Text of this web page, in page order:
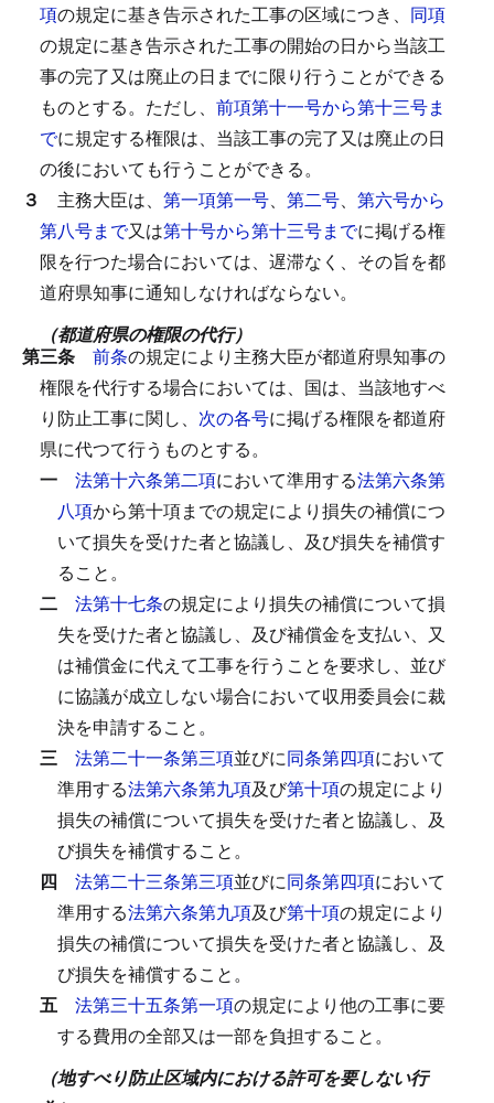
項の規定に基き告示された工事の区域につき、 同項
の規定に基き告示された工事の開始の日から当該工
事の完了又は廃止の日までに限り行うことができる
ものとする。 ただし、 前項第十一号から第十三号ま
でに規定する権限は、当該工事の完了又は廃止の日
の後においても行うことができる。
３ 主務大臣は、 第一項第一号、 第二号、 第六号から
第八号まで又は第十号から第十三号までに掲げる権
限を行つた場合においては、遅滞なく、その旨を都
道府県知事に通知しなければならない。
（都道府県の権限の代行）
第三条 前条の規定により主務大臣が都道府県知事の
権限を代行する場合においては、国は、当該地すべ
り防止工事に関し、 次の各号に掲げる権限を都道府
県に代つて行うものとする。
一 法第十六条第二項において準用する法第六条第
八項から第十項までの規定により損失の補償につ
いて損失を受けた者と協議し、及び損失を補償す
ること。
二 法第十七条の規定により損失の補償について損
失を受けた者と協議し、及び補償金を支払い、又
は補償金に代えて工事を行うことを要求し、並び
に協議が成立しない場合において収用委員会に裁
決を申請すること。
三 法第二十一条第三項並びに同条第四項において
準用する法第六条第九項及び第十項の規定により
損失の補償について損失を受けた者と協議し、及
び損失を補償すること。
四 法第二十三条第三項並びに同条第四項において
準用する法第六条第九項及び第十項の規定により
損失の補償について損失を受けた者と協議し、及
び損失を補償すること。
五 法第三十五条第一項の規定により他の工事に要
する費用の全部又は一部を負担すること。
（地すべり防止区域内における許可を要しない行